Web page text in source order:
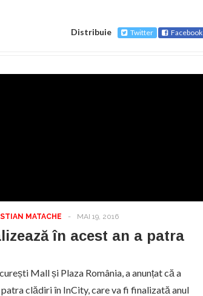
Distribuie Twitter Facebook
MATACHE - MAI 19, 2016
în acest an a patra
Mall și Plaza România, a anunțat că a
clădiri în InCity, care va fi finalizată anul